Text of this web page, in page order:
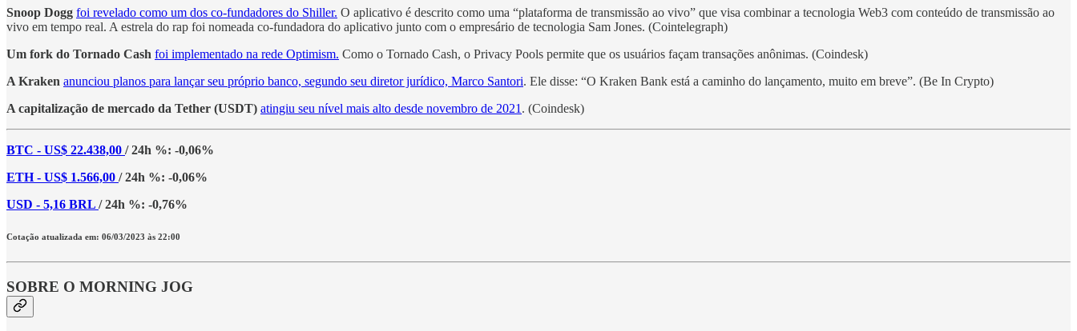
Snoop Dogg foi revelado como um dos co-fundadores do Shiller. O aplicativo é descrito como uma “plataforma de transmissão ao vivo” que visa combinar a tecnologia Web3 com conteúdo de transmissão ao
vivo em tempo real. A estrela do rap foi nomeada co-fundadora do aplicativo junto com o empresário de tecnologia Sam Jones. (Cointelegraph)
Um fork do Tornado Cash foi implementado na rede Optimism. Como o Tornado Cash, o Privacy Pools permite que os usuários façam transações anônimas. (Coindesk)
A Kraken anunciou planos para lançar seu próprio banco, segundo seu diretor jurídico, Marco Santori. Ele disse: “O Kraken Bank está a caminho do lançamento, muito em breve”. (Be In Crypto)
A capitalização de mercado da Tether (USDT) atingiu seu nível mais alto desde novembro de 2021 . (Coindesk)
BTC - US$ 22.438,00 / 24h %: -0,06%
ETH - US$ 1.566,00 / 24h %: -0,06%
USD - 5,16 BRL / 24h %: -0,76%
Cotação atualizada em: 06/03/2023 às 22:00
SOBRE O MORNING JOG